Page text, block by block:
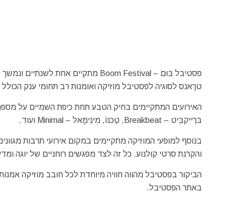
טרָאנס לסוגיה לפסטיבל מוזיקה ואומנות רב תחומי ענק הכולל
בּרֶייקבִּיט – Breakbeat, טֶכנוֹ, מִינִימָאל – Minimal ועוד.
בנוסף למופעי המוזיקה מתקיימים במקום אירועי תרבות
והקרנת סרטי קולנוע. כל זה לצד מפגשים רוחניים של יוגה
הביקור בפסטיבל מהווה חוויה מיוחדת לכל חובב מוזיקה
באתר הפסטיבל.